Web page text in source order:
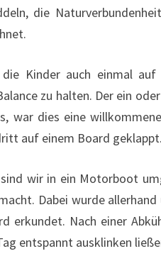
die
Kinder auch einmal
zu halten. Der ein
war dies eine
auf einem Board geklappt.
wir in ein Motorboot
Dabei wurde
erkundet. Nach einer
entspannt ausklinken